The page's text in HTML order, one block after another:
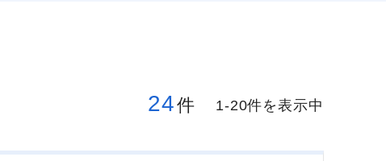
24件 1-20件を表示中